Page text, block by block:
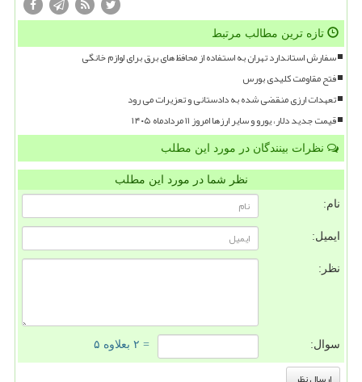
تازه ترین مطالب مرتبط
سفارش استاندارد تهران به استفاده از محافظ های برق برای لوازم خانگی
فتح مقاومت کلیدی بورس
تعهدات ارزی منقضی شده به دادستانی و تعزیرات می رود
قیمت جدید دلار، یورو و سایر ارزها امروز ۱۱ مردادماه ۱۴۰۵
نظرات بینندگان در مورد این مطلب
نظر شما در مورد این مطلب
نام:
ایمیل:
نظر:
سوال: = ۲ بعلاوه ۵